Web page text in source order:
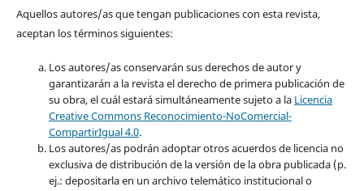
Aquellos autores/as que tengan publicaciones con esta revista,
aceptan los términos siguientes:
Los autores/as conservarán sus derechos de autor y
garantizarán a la revista el derecho de primera publicación de
su obra, el cuál estará simultáneamente sujeto a la Licencia
Creative Commons Reconocimiento-NoComercial-
CompartirIgual 4.0.
Los autores/as podrán adoptar otros acuerdos de licencia no
exclusiva de distribución de la versión de la obra publicada (p.
ej.: depositarla en un archivo telemático institucional o